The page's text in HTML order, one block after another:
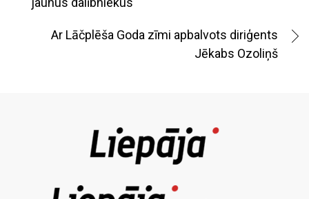
Ar Lāčplēša Goda zīmi apbalvots diriģents
Jēkabs Ozoliņš